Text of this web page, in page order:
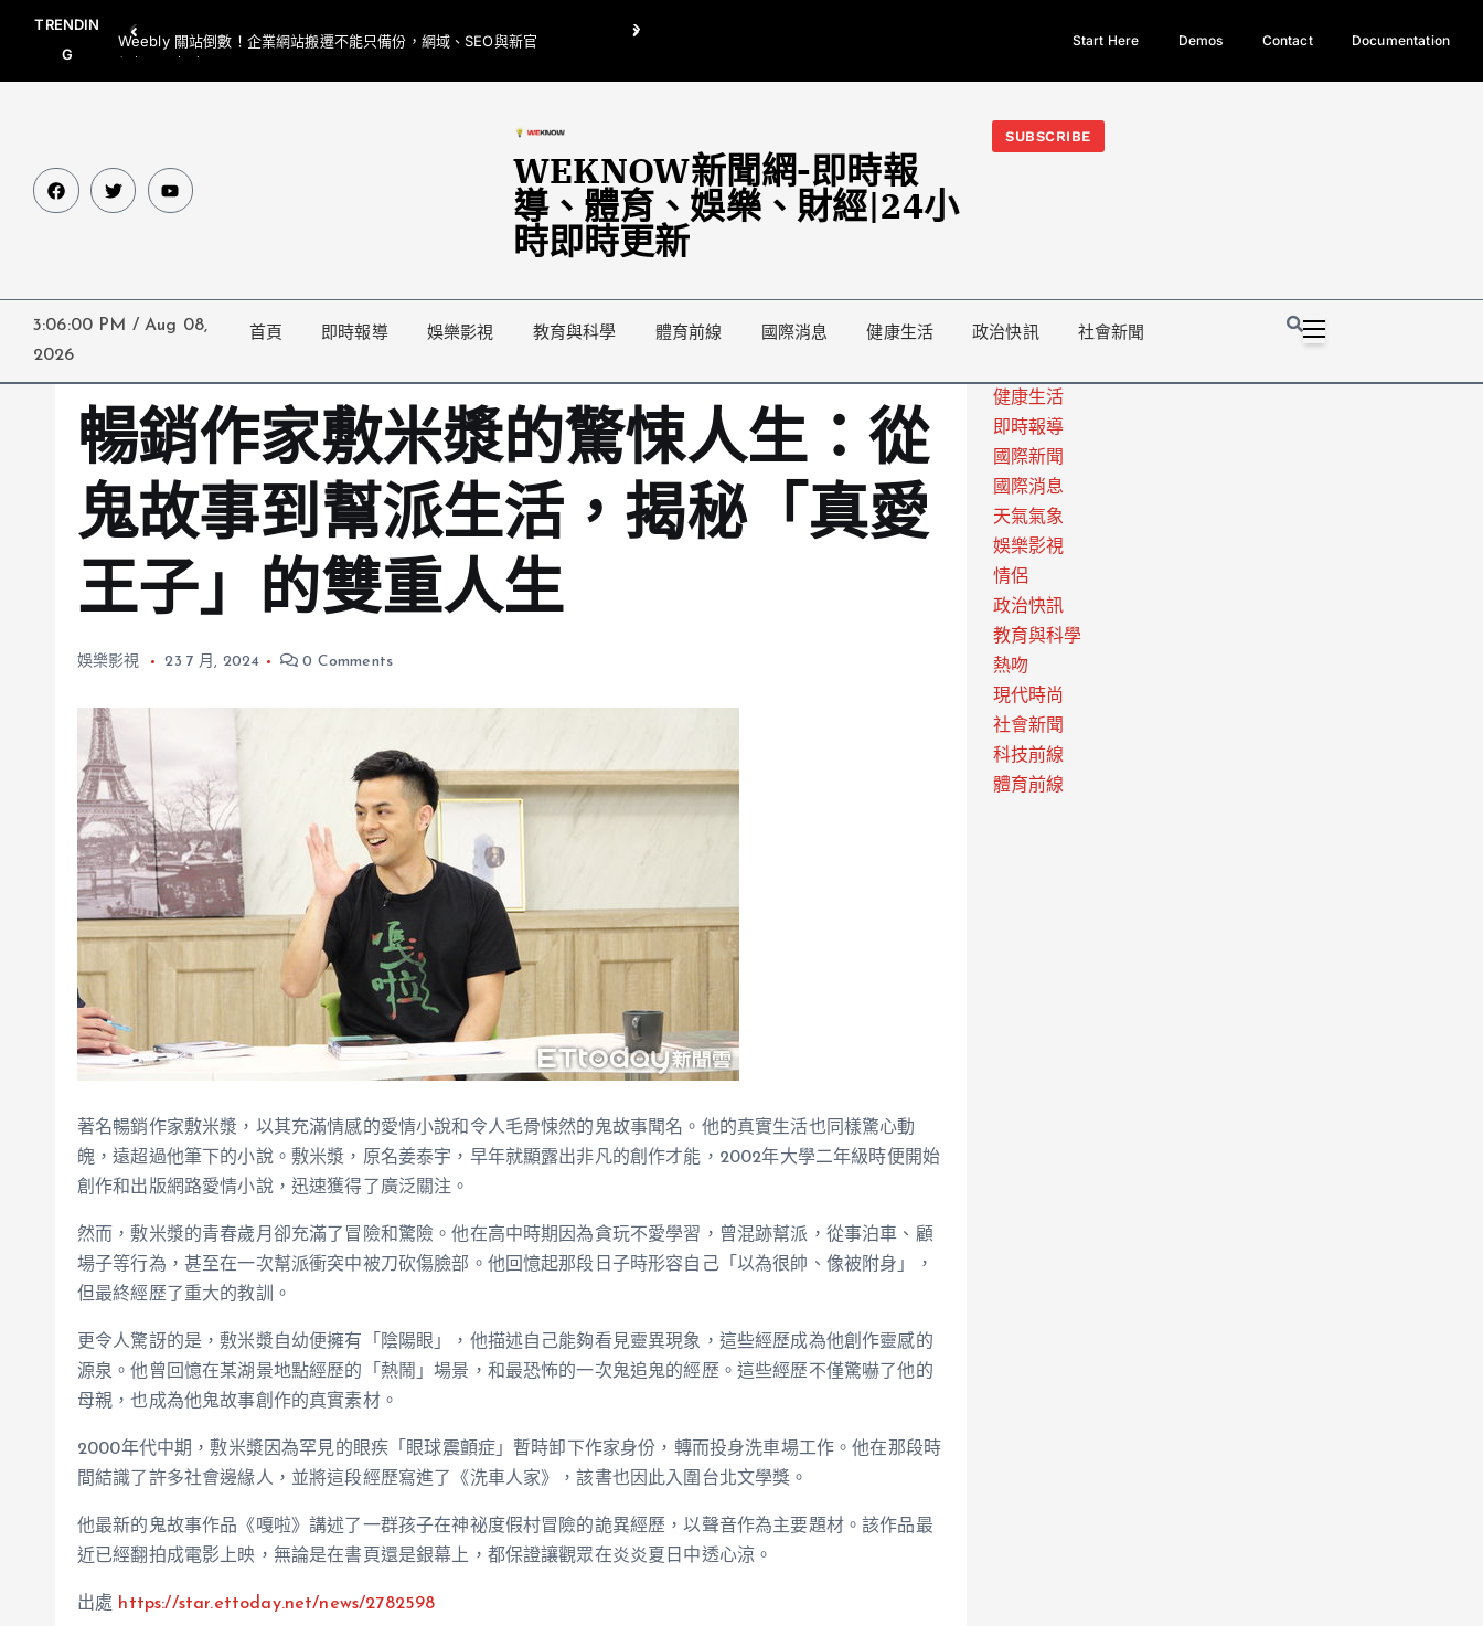
TRENDIN
G
Weebly 關站倒數！企業網站搬遷不能只備份，網域、SEO與新官
網都要一起處理
翁曉玲喊刪陸委會1295萬媒宣費惹議 梁文傑回「只能靠嘴巴」
今日熱門新聞TOP3｜西拉雅族正式成第17個原住民族、立院電競
光電場回
Start Here Demos Contact Documentation
WEKNOW新聞網-即時報
導、體育、娛樂、財經|24小
時即時更新
SUBSCRIBE
3:06:01 PM /
Aug 08,
2026
首頁 即時報導 娛樂影視 教育與科學 體育前線 國際消息 健康生活 政治快訊 社會新聞
暢銷作家敷米漿的驚悚人生：從
鬼故事到幫派生活，揭秘「真愛
王子」的雙重人生
娛樂影視 23 7 月, 2024 0 Comments
著名暢銷作家敷米漿，以其充滿情感的愛情小說和令人毛骨悚然的鬼故事聞名。他的真實生活也同樣驚心動
魄，遠超過他筆下的小說。敷米漿，原名姜泰宇，早年就顯露出非凡的創作才能，2002年大學二年級時便開始
創作和出版網路愛情小說，迅速獲得了廣泛關注。
然而，敷米漿的青春歲月卻充滿了冒險和驚險。他在高中時期因為貪玩不愛學習，曾混跡幫派，從事泊車、顧
場子等行為，甚至在一次幫派衝突中被刀砍傷臉部。他回憶起那段日子時形容自己「以為很帥、像被附身」，
但最終經歷了重大的教訓。
更令人驚訝的是，敷米漿自幼便擁有「陰陽眼」，他描述自己能夠看見靈異現象，這些經歷成為他創作靈感的
源泉。他曾回憶在某湖景地點經歷的「熱鬧」場景，和最恐怖的一次鬼追鬼的經歷。這些經歷不僅驚嚇了他的
母親，也成為他鬼故事創作的真實素材。
2000年代中期，敷米漿因為罕見的眼疾「眼球震顫症」暫時卸下作家身份，轉而投身洗車場工作。他在那段時
間結識了許多社會邊緣人，並將這段經歷寫進了《洗車人家》，該書也因此入圍台北文學獎。
他最新的鬼故事作品《嘎啦》講述了一群孩子在神祕度假村冒險的詭異經歷，以聲音作為主要題材。該作品最
近已經翻拍成電影上映，無論是在書頁還是銀幕上，都保證讓觀眾在炎炎夏日中透心涼。
出處 https://star.ettoday.net/news/2782598
健康生活
即時報導
國際新聞
國際消息
天氣氣象
娛樂影視
情侶
政治快訊
教育與科學
熱吻
現代時尚
社會新聞
科技前線
體育前線